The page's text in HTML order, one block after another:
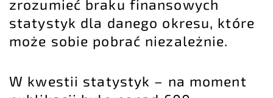
zrozumieć braku finansowych
statystyk dla danego okresu, które
może sobie pobrać niezależnie.
W kwestii statystyk – na moment